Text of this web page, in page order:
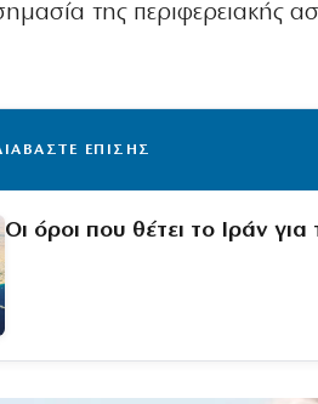
της περιφερειακής
ΕΠΙΣΗΣ
Οι όροι που θέτει το Ιράν